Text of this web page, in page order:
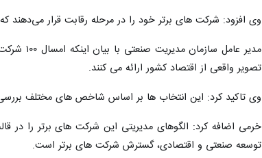
وی افزود: شرکت های برتر خود را در مرحله رقابت قرار
مدیر
تصویر واقعی از اقتصاد کشور ارائه می کنند.
وی تاکید کرد: این انتخاب ها بر اساس شاخص های مختلف
خرمی اضافه کرد: الگوهای مدیریتی این شرکت های برتر را
توسعه صنعتی و اقتصادی، گسترش شرکت های برتر است.